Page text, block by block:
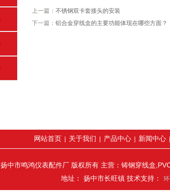
上一篇： 不锈钢双卡套接头的安装
下一篇： 铝合金穿线盒的主要功能体现在哪些方面？
网站首页 关于我们 产品中心| 新闻中心|
扬中市鸣鸿仪表配件厂 版权所有 主营：铸钢穿线盒
地址： 扬中市长旺镇 技术支持：